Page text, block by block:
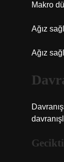
Makro
Ağız
Ağız